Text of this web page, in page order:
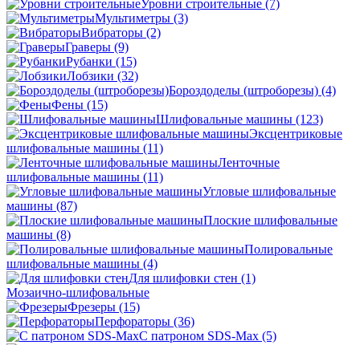
Уровни строительные (7)
Мультиметры (3)
Вибраторы (2)
Граверы (9)
Рубанки (15)
Лобзики (32)
Бороздоделы (штроборезы) (4)
Фены (15)
Шлифовальные машины (123)
Эксцентриковые
шлифовальные машины (11)
Ленточные
шлифовальные машины (11)
Угловые шлифовальные
машины (87)
Плоские шлифовальные
машины (8)
Полировальные
шлифовальные машины (4)
Для шлифовки стен (1)
Мозаично-шлифовальные
Фрезеры (15)
Перфораторы (36)
С патроном SDS-Max (5)